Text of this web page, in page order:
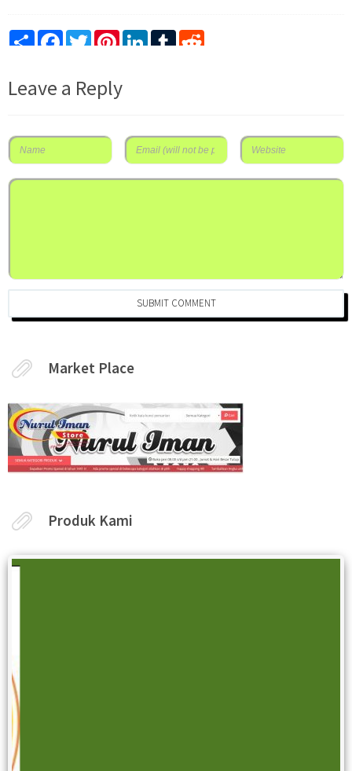
Share FacebookTwitterPinterestLinkedInTumblr
Leave a Reply
SUBMIT COMMENT
Market Place
Produk Kami